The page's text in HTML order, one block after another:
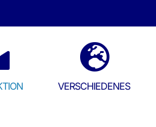
VERSCHIEDENES